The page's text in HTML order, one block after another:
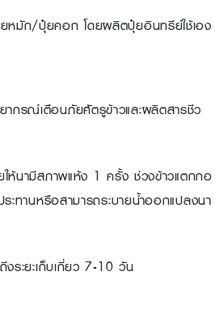
มัก/ปุ๋ยคอก โดยผลิตปุ๋ยอินทรีย์ใช้เอง
กรณ์เตือนภัยศัตรูข้าวและผลิตสารชีว
ห้นามีสภาพแห้ง 1 ครั้ง ช่วงข้าวแตกกอ
ะทานหรือสามารถระบายน้ำออกแปลงนา
ระยะเก็บเกี่ยว 7-10 วัน